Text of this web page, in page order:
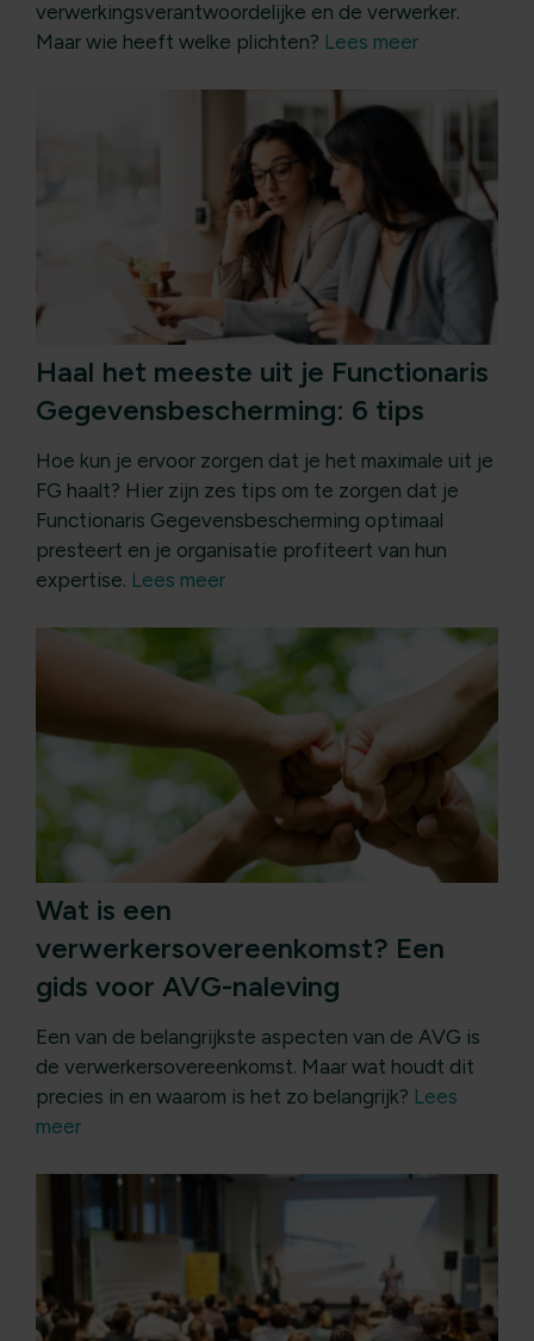
verwerkingsverantwoordelijke en de verwerker.
Maar wie heeft welke plichten? Lees meer
Haal het meeste uit je Functionaris
Gegevensbescherming: 6 tips
Hoe kun je ervoor zorgen dat je het maximale uit je
FG haalt? Hier zijn zes tips om te zorgen dat je
Functionaris Gegevensbescherming optimaal
presteert en je organisatie profiteert van hun
expertise. Lees meer
Wat is een
verwerkersovereenkomst? Een
gids voor AVG-naleving
Een van de belangrijkste aspecten van de AVG is
de verwerkersovereenkomst. Maar wat houdt dit
precies in en waarom is het zo belangrijk? Lees
meer